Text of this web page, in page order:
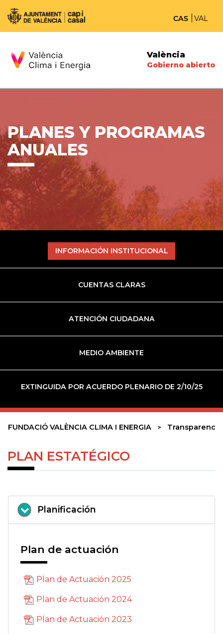
CAS VAL
València
Gobierno abierto
PLANES Y PROGRAMAS
ANUALES
INFORMACIÓN INSTITUCIONAL
CUENTAS CLARAS
ATENCIÓN CIUDADANA
MEDIO AMBIENTE
EXTINGUIDA POR ACUERDO PLENARIO DE 2/10/25
FUNDACIÓ VALÈNCIA CLIMA I ENERGIA Transparencia
PLAN ESTATÉGICO
Planificación
Plan de actuación
Plan de Actuación 2025
Plan de Actuación 2024
Plan de Actuación 2023